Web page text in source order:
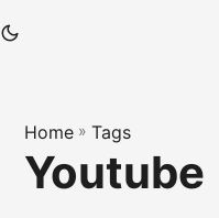
Home » Tags
Youtube